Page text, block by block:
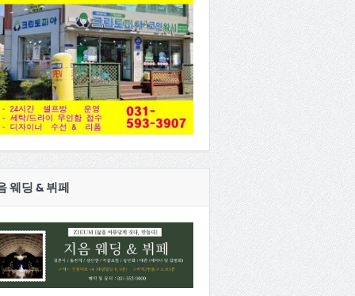
웨딩 & 뷔페